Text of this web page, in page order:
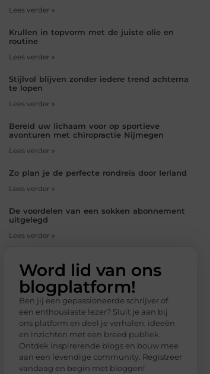
Lees verder »
Krullen in topvorm met de juiste olie en
routine
Lees verder »
Stijlvol blijven zonder iedere trend achterna
te lopen
Lees verder »
Bereid uw lichaam voor op sportieve
avonturen met chiropractie Nijmegen
Lees verder »
Zo plan je de perfecte rondreis door Ierland
Lees verder »
De voordelen van een sokken abonnement
uitgelegd
Lees verder »
Word lid van ons
blogplatform!
Ben jij een gepassioneerde schrijver of
een enthousiaste lezer? Sluit je aan bij
ons platform en deel je verhalen, ideeën
en inzichten met een breed publiek.
Ontdek inspirerende blogs en bouw mee
aan een levendige community. Registreer
vandaag en begin met bloggen!